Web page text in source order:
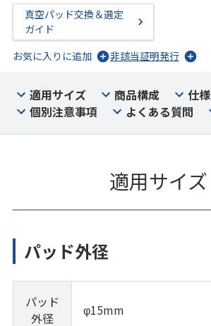
真空パッド交換＆選定
ガイド
お気に入りに追加
非該当証明発行
適用サイズ 商品構成 仕様
個別注意事項
よくある質問
適用サイズ
パッド外径
パッド
外径
φ15mm